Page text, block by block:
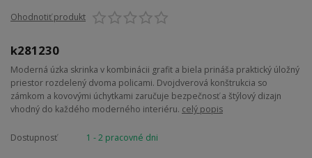
Ohodnotiť produkt
k281230
Moderná úzka skrinka v kombinácii grafit a biela prináša praktický úložný
priestor rozdelený dvoma policami. Dvojdverová konštrukcia so
zámkom a kovovými úchytkami zaručuje bezpečnosť a štýlový dizajn
vhodný do každého moderného interiéru. celý popis
Dostupnosť 1 - 2 pracovné dni